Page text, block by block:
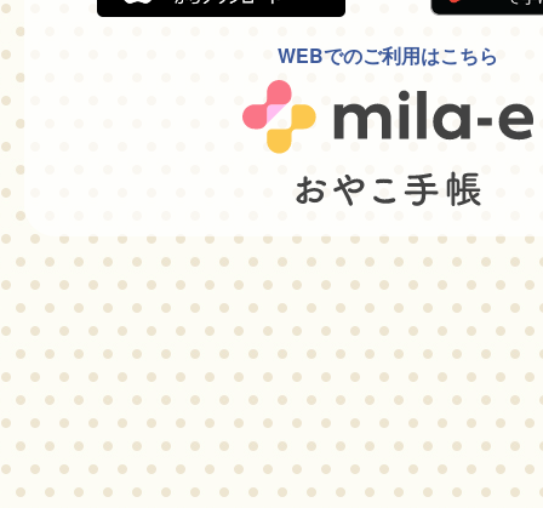
WEBでのご利用はこちら